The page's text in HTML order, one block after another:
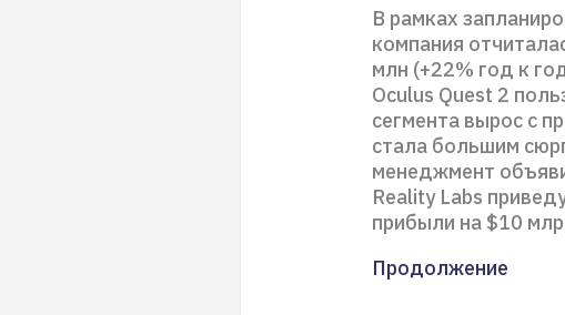
В рамках
компания
млн (+22% год к
Oculus Quest 2
сегмента вырос с
стала большим
менеджмент
Reality Labs
прибыли на $10
Продолжение